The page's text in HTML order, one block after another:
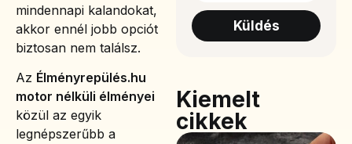
mindennapi kalandokat,
akkor ennél jobb opciót
biztosan nem találsz.
Az Élményrepülés.hu
motor nélküli élményei
közül az egyik
legnépszerűbb a
Küldés
Kiemelt
cikkek